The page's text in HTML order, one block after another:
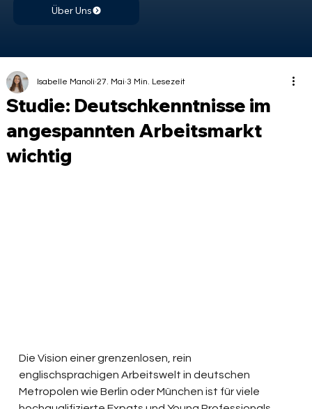
Über Uns
Studie: Deutschkenntnisse im
angespannten Arbeitsmarkt
wichtig
Isabelle Manoli 27. Mai 3 Min. Lesezeit
Die Vision einer grenzenlosen, rein
englischsprachigen Arbeitswelt in deutschen
Metropolen wie Berlin oder München ist für viele